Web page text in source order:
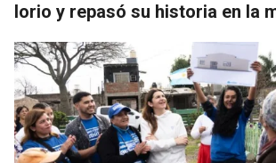
Iorio y repasó su historia en la